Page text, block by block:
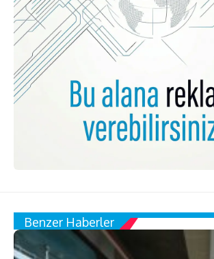
Benzer Haberler